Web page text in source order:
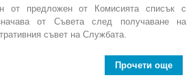
от предложен от Комисията списък с
от Съвета след получаване на
съвет на Службата.
Прочети още